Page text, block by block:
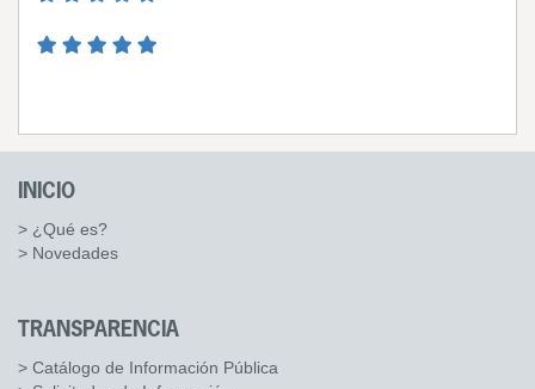
INICIO
> ¿Qué es?
> Novedades
TRANSPARENCIA
> Catálogo de Información Pública